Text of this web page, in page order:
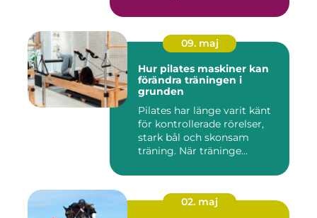
09. maj
Hur pilates maskiner kan
förändra träningen i
grunden
Pilates har länge varit känt
för kontrollerade rörelser,
stark bål och skonsam
träning. När träninge...
02. maj